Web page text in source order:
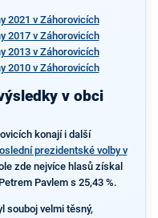
2021 v Záhorovicích
2017 v Záhorovicích
2013 v Záhorovicích
2010 v Záhorovicích
v obci
konají i další
prezidentské volby v
zde nejvíce hlasů získal
Pavlem s 25,43 %.
souboj velmi těsný,